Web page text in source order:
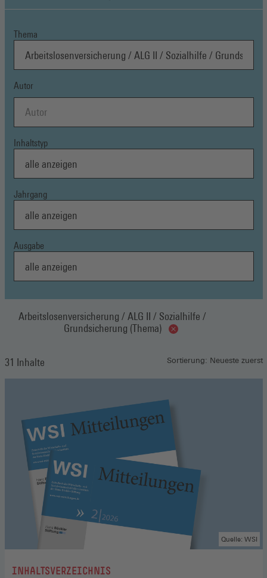
Thema
Autor
Inhaltstyp
Jahrgang
Ausgabe
Arbeitslosenversicherung / ALG II / Sozialhilfe /
Grundsicherung (Thema)
31 Inhalte Sortierung: Neueste zuerst
:INHALTSVERZEICHNIS
Quelle: WSI